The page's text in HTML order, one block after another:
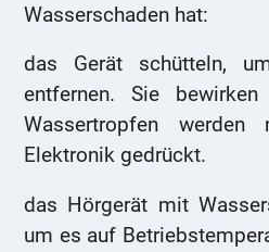
Wasserschaden hat:
das Gerät schütteln,
entfernen. Sie
Wassertropfen
Elektronik gedrückt.
das Hörgerät mit
um es auf